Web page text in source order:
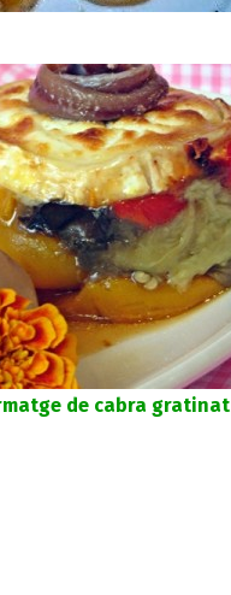
de cabra gratinat